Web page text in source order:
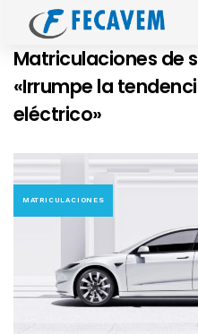
Skip
links
primary
navigation
Skip
Matriculaciones de
«Irrumpe la
eléctrico»
MATRICULACIONES